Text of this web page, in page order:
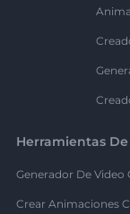
Herramientas De
Generador De Video
Crear Animaciones